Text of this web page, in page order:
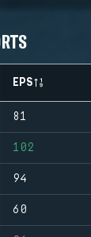
EPS
81
102
94
60